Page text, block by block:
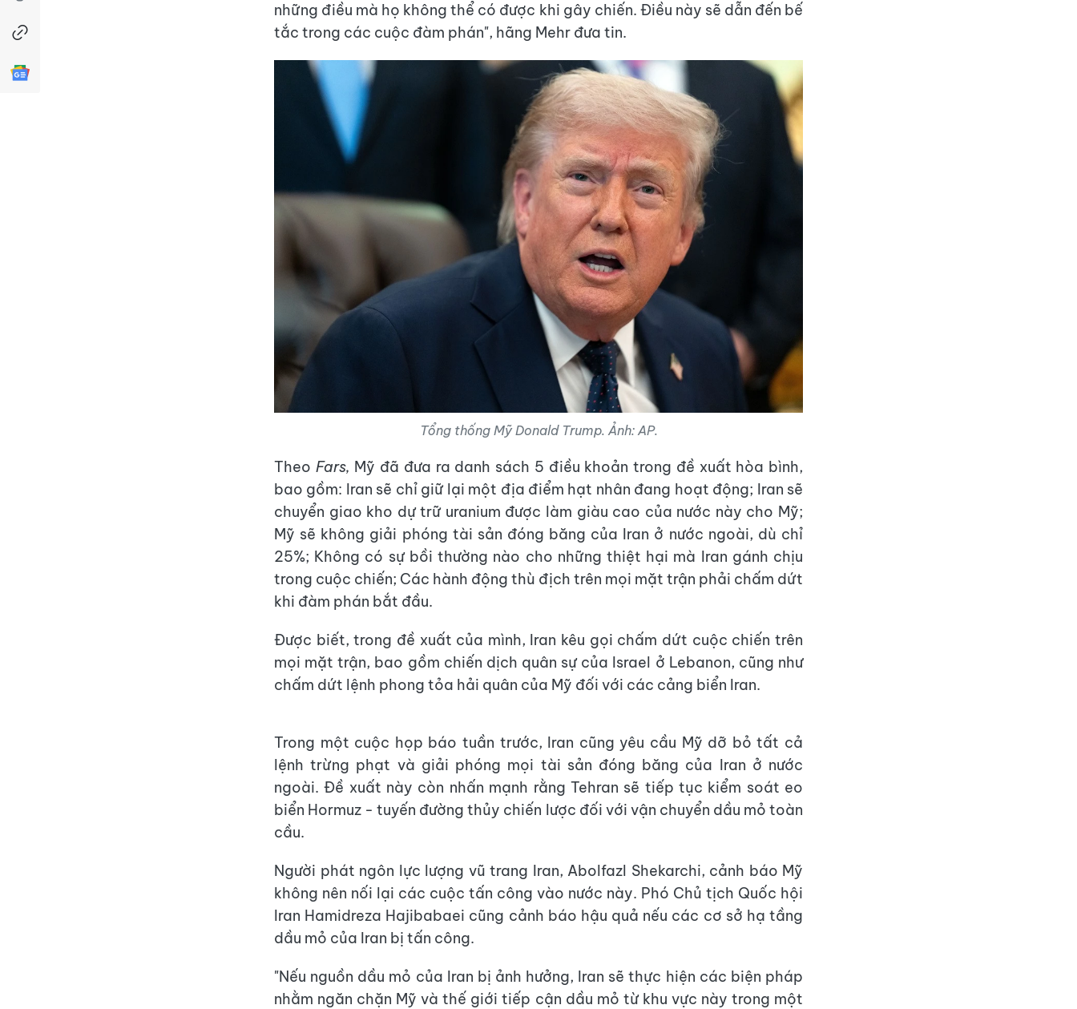
những điều mà họ không thể có được khi gây chiến. Điều này sẽ dẫn đến bế
tắc trong các cuộc đàm phán", hãng Mehr đưa tin.
Tổng thống Mỹ Donald Trump. Ảnh: AP.
Theo Fars, Mỹ đã đưa ra danh sách 5 điều khoản trong đề xuất hòa bình,
bao gồm: Iran sẽ chỉ giữ lại một địa điểm hạt nhân đang hoạt động; Iran sẽ
chuyển giao kho dự trữ uranium được làm giàu cao của nước này cho Mỹ;
Mỹ sẽ không giải phóng tài sản đóng băng của Iran ở nước ngoài, dù chỉ
25%; Không có sự bồi thường nào cho những thiệt hại mà Iran gánh chịu
trong cuộc chiến; Các hành động thù địch trên mọi mặt trận phải chấm dứt
khi đàm phán bắt đầu.
Được biết, trong đề xuất của mình, Iran kêu gọi chấm dứt cuộc chiến trên
mọi mặt trận, bao gồm chiến dịch quân sự của Israel ở Lebanon, cũng như
chấm dứt lệnh phong tỏa hải quân của Mỹ đối với các cảng biển Iran.
Trong một cuộc họp báo tuần trước, Iran cũng yêu cầu Mỹ dỡ bỏ tất cả
lệnh trừng phạt và giải phóng mọi tài sản đóng băng của Iran ở nước
ngoài. Đề xuất này còn nhấn mạnh rằng Tehran sẽ tiếp tục kiểm soát eo
biển Hormuz - tuyến đường thủy chiến lược đối với vận chuyển dầu mỏ toàn
cầu.
Người phát ngôn lực lượng vũ trang Iran, Abolfazl Shekarchi, cảnh báo Mỹ
không nên nối lại các cuộc tấn công vào nước này. Phó Chủ tịch Quốc hội
Iran Hamidreza Hajibabaei cũng cảnh báo hậu quả nếu các cơ sở hạ tầng
dầu mỏ của Iran bị tấn công.
"Nếu nguồn dầu mỏ của Iran bị ảnh hưởng, Iran sẽ thực hiện các biện pháp
nhằm ngăn chặn Mỹ và thế giới tiếp cận dầu mỏ từ khu vực này trong một